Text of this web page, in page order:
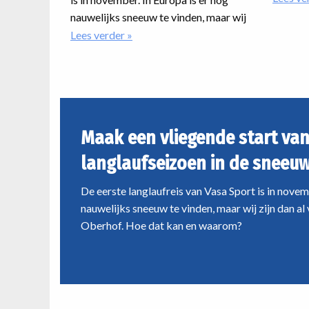
nauwelijks sneeuw te vinden, maar wij
zijn dan al volop aan het langlaufen in
Lees verder over
start
langlaufseizoen
in
de
sneeuwhal
past.
Maak een vliegende start
langlaufseizoen in de
De eerste langlaufreis van Vasa Sport is in
nauwelijks sneeuw te vinden, maar wij zijn dan
Oberhof. Hoe dat kan en waarom?